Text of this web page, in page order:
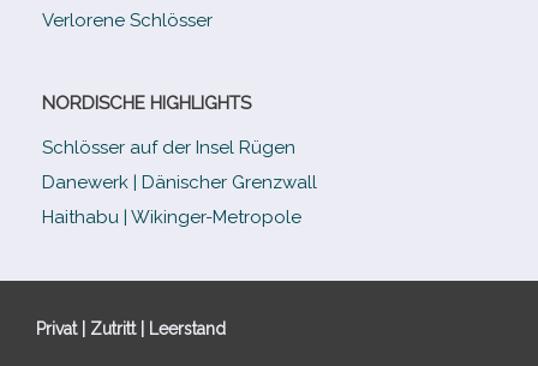
Verlorene Schlösser
NORDISCHE HIGHLIGHTS
Schlösser auf der Insel Rügen
Danewerk | Dänischer Grenzwall
Haithabu | Wikinger-Metropole
Privat | Zutritt | Leerstand